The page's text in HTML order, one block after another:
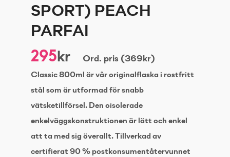
SPORT) PEACH
PARFAI
295kr Ord. pris (369kr)
Classic 800ml är vår originalflaska i rostfritt
stål som är utformad för snabb
vätsketillförsel. Den oisolerade
enkelväggskonstruktionen är lätt och enkel
att ta med sig överallt. Tillverkad av
certifierat 90 % postkonsumentåtervunnet